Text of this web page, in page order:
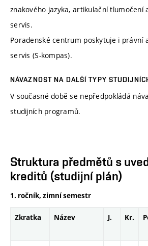
znakového jazyka, artikulační tlumočení
servis.
Poradenské centrum poskytuje i právní
servis (S-kompas).
NÁVAZNOST NA DALŠÍ TYPY
V současné době se nepředpokládá
studijních programů.
Struktura předmětů s
kreditů (studijní plán)
1. ročník, zimní semestr
Zkratka Název J. Kr.